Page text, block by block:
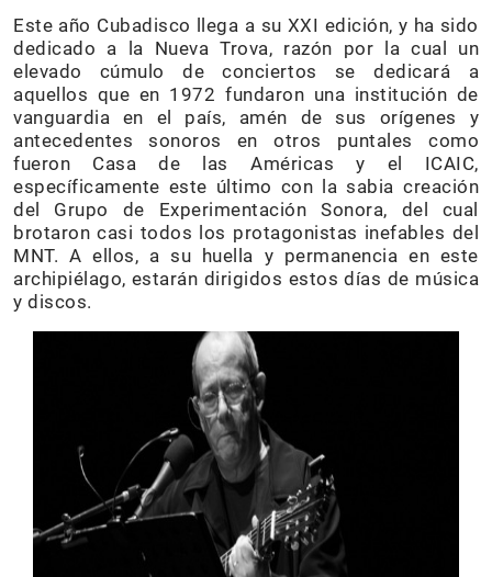
Este año Cubadisco llega a su XXI edición, y ha sido
dedicado a la Nueva Trova, razón por la cual un
elevado cúmulo de conciertos se dedicará a
aquellos que en 1972 fundaron una institución de
vanguardia en el país, amén de sus orígenes y
antecedentes sonoros en otros puntales como
fueron Casa de las Américas y el ICAIC,
específicamente este último con la sabia creación
del Grupo de Experimentación Sonora, del cual
brotaron casi todos los protagonistas inefables del
MNT. A ellos, a su huella y permanencia en este
archipiélago, estarán dirigidos estos días de música
y discos.